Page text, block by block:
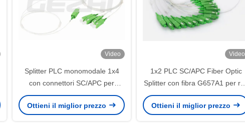
Video
Splitter PLC monomodale 1x4
con connettori SC/APC per
distribuzione in fibra ottica
Ottieni il miglior prezzo
Video
1x2 PLC SC/APC Fiber Optic
Splitter con fibra G657A1 per reti
FTTH
Ottieni il miglior prezzo